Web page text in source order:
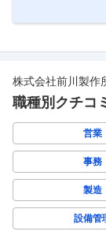
株式会社前川製作
職種別クチコ
営業
事務
製造
設備管